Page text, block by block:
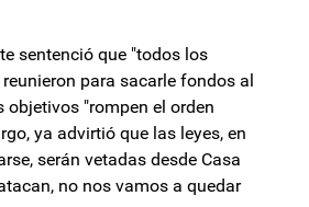
sentenció que "todos los
para sacarle fondos al
objetivos "rompen el orden
ya advirtió que las leyes, en
serán vetadas desde Casa
no nos vamos a quedar